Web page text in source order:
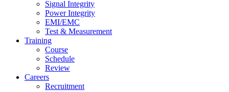
Signal Integrity
Power Integrity
EMI/EMC
Test & Measurement
Training
Course
Schedule
Review
Careers
Recruitment